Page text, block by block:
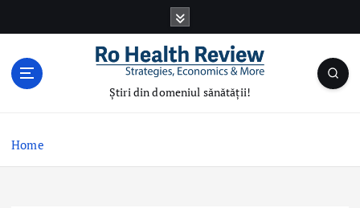
Știri din domeniul sănătății!
Home